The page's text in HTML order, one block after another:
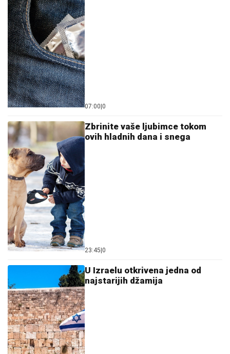
07:00 0
Zbrinite vaše ljubimce tokom
ovih hladnih dana i snega
23:45 0
U Izraelu otkrivena jedna od
najstarijih džamija